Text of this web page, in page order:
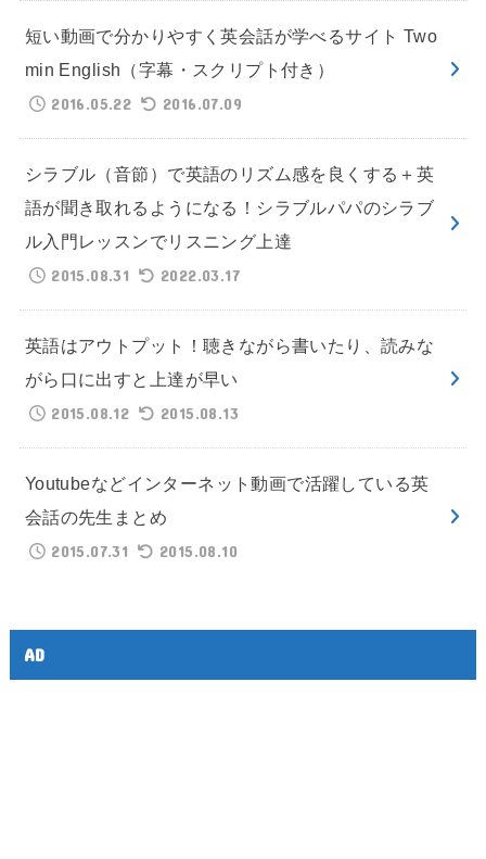
短い動画で分かりやすく英会話が学べるサイト Two
min English（字幕・スクリプト付き）
2016.05.22
2016.07.09
シラブル（音節）で英語のリズム感を良くする＋英
語が聞き取れるようになる！シラブルパパのシラブ
ル入門レッスンでリスニング上達
2015.08.31
2022.03.17
英語はアウトプット！聴きながら書いたり、読みな
がら口に出すと上達が早い
2015.08.12
2015.08.13
Youtubeなどインターネット動画で活躍している英
会話の先生まとめ
2015.07.31
2015.08.10
AD